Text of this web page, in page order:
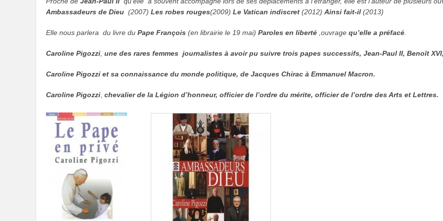
Ambassadeurs de Dieu (2007) Les robes rouges(2009) Le Vatican indiscret (2012) Ainsi fait-il (2013)
Elle nous parlera du livre du Pape François (en librairie le 19 mai) Paroles en liberté ,ouvrage qu’elle a préfacé
Caroline Pigozzi une des rares femmes journalistes à avoir pu suivre trois papes successifs, Jean-Paul II, Benoît
Caroline Pigozzi et sa connaissance du monde politique, de Jacques Chirac à Emmanuel Macron.
Caroline Pigozzi chevalier de la Légion d’honneur, officier de l’ordre du mérite, officier de l’ordre des Arts et Lettres.